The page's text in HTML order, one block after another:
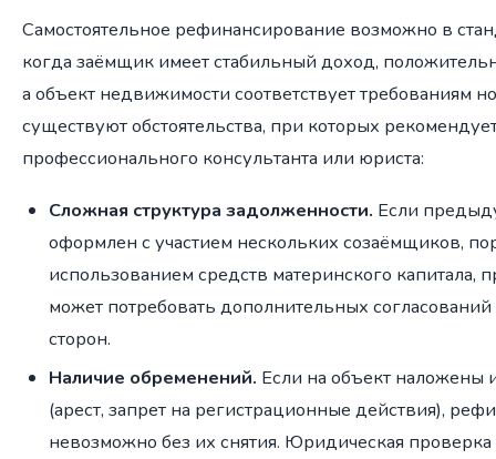
Самостоятельное рефинансирование возможно в
когда заёмщик имеет стабильный доход,
а объект недвижимости соответствует требованиям
существуют обстоятельства, при которых
профессионального консультанта или юриста:
Сложная структура задолженности. Если
оформлен с участием нескольких созаёмщиков,
использованием средств материнского капитала,
может потребовать дополнительных согласований
сторон.
Наличие обременений. Если на объект наложены
(арест, запрет на регистрационные действия),
невозможно без их снятия. Юридическая проверка